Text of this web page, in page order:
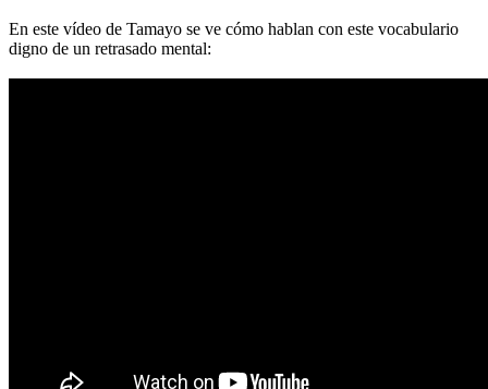
En este vídeo de Tamayo se ve cómo hablan con este vocabulario
digno de un retrasado mental: